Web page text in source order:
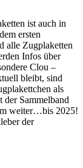
ist auch in
ersten
alle Zugplaketten
Infos über
Clou –
bleibt, sind
als
der Sammelband
weiter…bis 2025!
der